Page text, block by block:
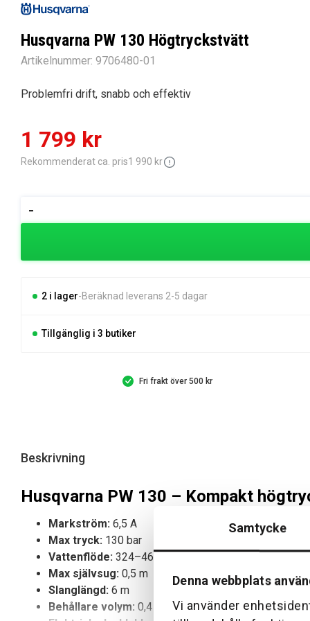
Samtycke
Denna webbplats
Vi använder
Husqvarna PW 130 Högtryckstvätt
Artikelnummer: 9706480-01
Problemfri drift, snabb och effektiv
Det
ursprungliga
var:
1
990 kr.
1 799 kr
Det
nuvarande
är:
1
799 kr.
Rekommenderat ca. pris1 990 kr
-
PW
2 i lager Beräknad leverans 2-5 dagar
Tillgänglig i 3 butiker
Fri frakt över 500 kr
Beskrivning
Husqvarna PW 130 – Kompakt
Markström: 6,5 A
Max tryck: 130 bar
Vattenflöde: 324–465 l/h
Max självsug: 0,5 m
Slanglängd: 6 m
Behållare volym: 0,4 l